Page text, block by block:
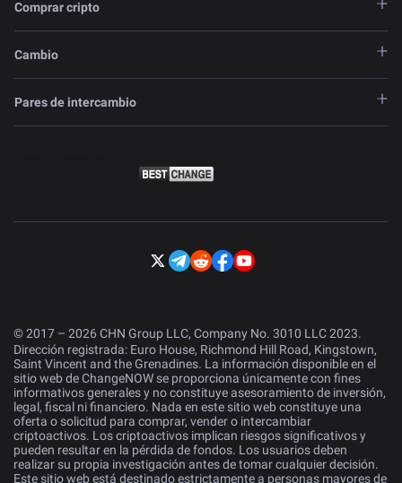
Comprar cripto
Cambio
Pares de intercambio
© 2017 – 2026 CHN Group LLC, Company No. 3010 LLC 2023.
Dirección registrada: Euro House, Richmond Hill Road, Kingstown,
Saint Vincent and the Grenadines. La información disponible en el
sitio web de ChangeNOW se proporciona únicamente con fines
informativos generales y no constituye asesoramiento de inversión,
legal, fiscal ni financiero. Nada en este sitio web constituye una
oferta o solicitud para comprar, vender o intercambiar
criptoactivos. Los criptoactivos implican riesgos significativos y
pueden resultar en la pérdida de fondos. Los usuarios deben
realizar su propia investigación antes de tomar cualquier decisión.
Este sitio web está destinado estrictamente a personas mayores de